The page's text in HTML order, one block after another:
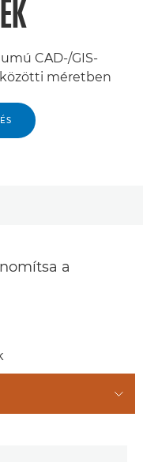
CAD-/GIS-
közötti méretben
a